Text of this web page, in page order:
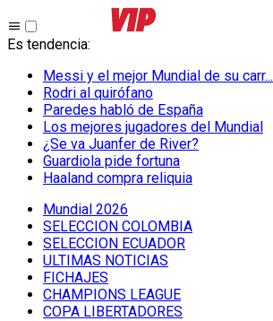
Es tendencia:
Messi y el mejor Mundial de su carr...
Rodri al quirófano
Paredes habló de España
Los mejores jugadores del Mundial
¿Se va Juanfer de River?
Guardiola pide fortuna
Haaland compra reliquia
Mundial 2026
SELECCION COLOMBIA
SELECCION ECUADOR
ULTIMAS NOTICIAS
FICHAJES
CHAMPIONS LEAGUE
COPA LIBERTADORES